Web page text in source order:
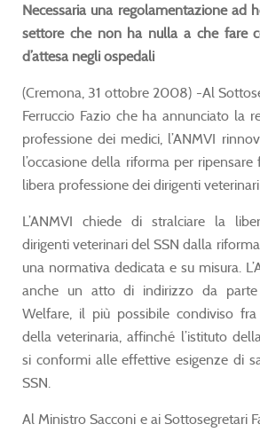
Necessaria una regolamentazione ad
settore che non ha nulla a che fare
d’attesa negli ospedali
(Cremona, 31 ottobre 2008) -Al
Ferruccio Fazio che ha annunciato la
professione dei medici, l’ANMVI
l’occasione della riforma per
libera professione dei dirigenti veterinari
L’ANMVI chiede di stralciare la
dirigenti veterinari del SSN dalla
una normativa dedicata e su misura.
anche un atto di indirizzo da
Welfare, il più possibile condiviso
della veterinaria, affinché l’istituto
si conformi alle effettive esigenze di
SSN.
Al Ministro Sacconi e ai Sottosegretari